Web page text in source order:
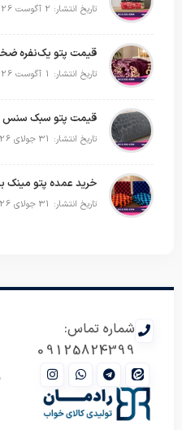
تاریخ انتشار: 2 آگوست 2026
تاریخ انتشار: 1 آگوست 2026
تاریخ انتشار: 31 جولای 2026
تاریخ انتشار: 31 جولای 2026
شماره تماس:
09125824399